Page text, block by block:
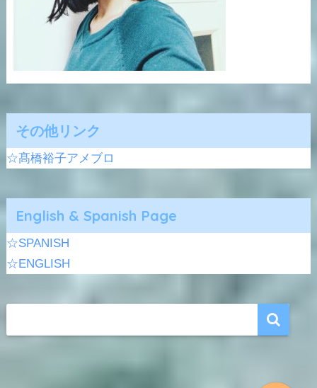
その他リンク
☆髙橋裕子アメブロ
English & Spanish Page
☆SPANISH
☆ENGLISH